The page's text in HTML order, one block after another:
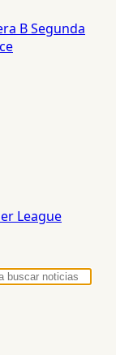
BSegunda
League